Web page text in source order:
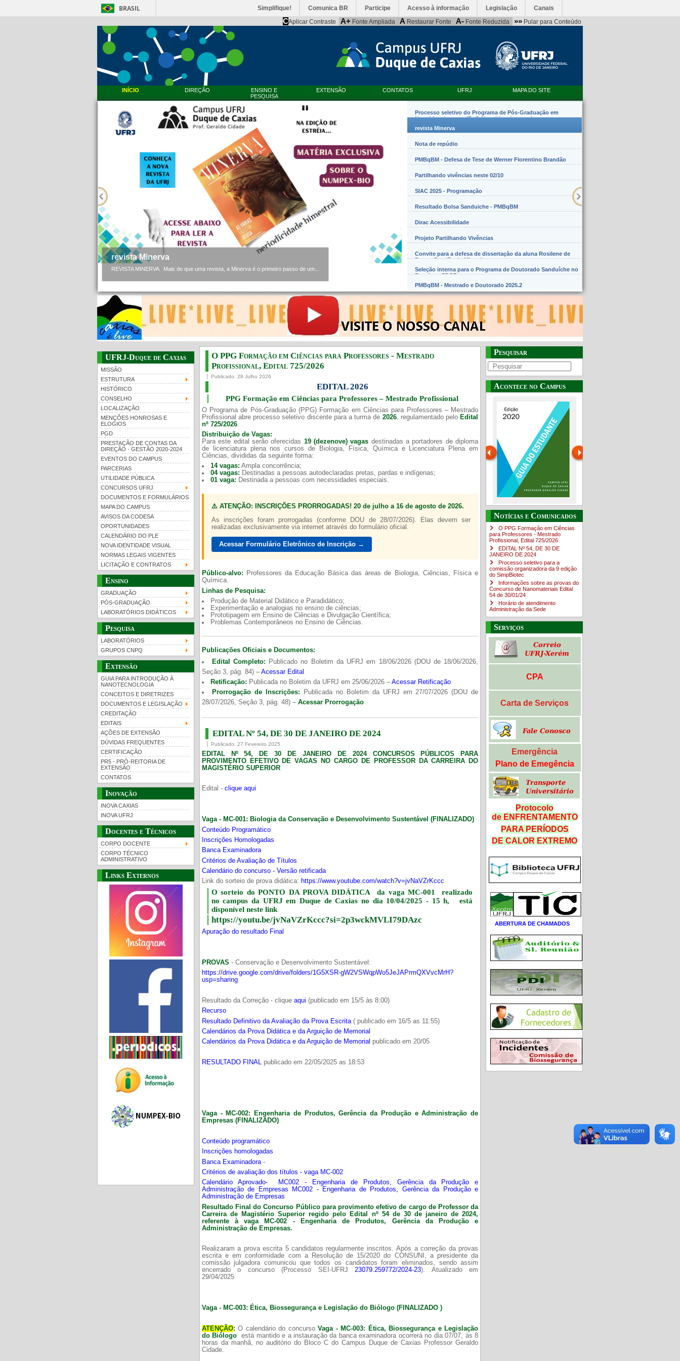
BRASIL Simplifique! Comunica BR Participe Acesso à informação Legislação Canais
CAplicar Contraste A+ Fonte Ampliada A Restaurar Fonte A- Fonte Reduzida »» Pular para Conteúdo
INÍCIO DIREÇÃO
ENSINO E
PESQUISA
EXTENSÃO CONTATOS UFRJ MAPA DO SITE
revista Minerva
REVISTA MINERVA Mais do que uma revista, a Minerva é o primeiro passo de um...
Processo seletivo do Programa de Pós-Graduação em
Nanobiossistemas (PpG Nanobiossistemas)
revista Minerva
Nota de repúdio
PMBqBM - Defesa de Tese de Werner Florentino Brandão
Partilhando vivências neste 02/10
SIAC 2025 - Programação
Resultado Bolsa Sanduiche - PMBqBM
Dirac Acessibilidade
Projeto Partilhando Vivências
Convite para a defesa de dissertação da aluna Rosilene de
Barros Damião de Miranda
Seleção interna para o Programa de Doutorado Sanduíche no
Exterior – PDSE
PMBqBM - Mestrado e Doutorado 2025.2
UFRJ-Duque de Caxias
MISSÃO
ESTRUTURA
HISTÓRICO
CONSELHO
LOCALIZAÇÃO
MENÇÕES HONROSAS E
ELOGIOS
PGD
PRESTAÇÃO DE CONTAS DA
DIREÇÃO - GESTÃO 2020-2024
EVENTOS DO CAMPUS
PARCERIAS
UTILIDADE PÚBLICA
CONCURSOS UFRJ
DOCUMENTOS E FORMULÁRIOS
MAPA DO CAMPUS
AVISOS DA CODESA
OPORTUNIDADES
CALENDÁRIO DO PLE
NOVA IDENTIDADE VISUAL
NORMAS LEGAIS VIGENTES
LICITAÇÃO E CONTRATOS
Ensino
GRADUAÇÃO
PÓS-GRADUAÇÃO
LABORATÓRIOS DIDÁTICOS
Pesquisa
LABORATÓRIOS
GRUPOS CNPQ
Extensão
GUIA PARA INTRODUÇÃO À
NANOTECNOLOGIA
CONCEITOS E DIRETRIZES
DOCUMENTOS E LEGISLAÇÃO
CREDITAÇÃO
EDITAIS
AÇÕES DE EXTENSÃO
DÚVIDAS FREQUENTES
CERTIFICAÇÃO
PR5 - PRÓ-REITORIA DE
EXTENSÃO
CONTATOS
Inovação
INOVA CAXIAS
INOVA UFRJ
Docentes e Técnicos
CORPO DOCENTE
CORPO TÉCNICO
ADMINISTRATIVO
Links Externos
O PPG Formação em Ciências para Professores - Mestrado
Profissional, Edital ​725/202​6
Publicado: 28 Julho 2026
EDITAL 2026
PPG Formação em Ciências para Professores – Mestrado Profissional
O Programa de Pós-Graduação (PPG) Formação em Ciências para Professores – Mestrado
Profissional abre processo seletivo discente para a turma de 2026, regulamentado pelo Edital
nº 725/2026.
Distribuição de Vagas:
Para este edital serão oferecidas 19 (dezenove) vagas destinadas a portadores de diploma
de licenciatura plena nos cursos de Biologia, Física, Química e Licenciatura Plena em
Ciências, divididas da seguinte forma:
14 vagas: Ampla concorrência;
04 vagas: Destinadas a pessoas autodeclaradas pretas, pardas e indígenas;
01 vaga: Destinada a pessoas com necessidades especiais.
⚠️ ATENÇÃO: INSCRIÇÕES PRORROGADAS! 20 de julho a 16 de agosto de 2026.
As inscrições foram prorrogadas (conforme DOU de 28/07/2026). Elas devem ser
realizadas exclusivamente via internet através do formulário oficial.
Acessar Formulário Eletrônico de Inscrição →
Público-alvo: Professores da Educação Básica das áreas de Biologia, Ciências, Física e
Química.
Linhas de Pesquisa:
Produção de Material Didático e Paradidático;
Experimentação e analogias no ensino de ciências;
Prototipagem em Ensino de Ciências e Divulgação Científica;
Problemas Contemporâneos no Ensino de Ciências.
Publicações Oficiais e Documentos:
Edital Completo: Publicado no Boletim da UFRJ em 18/06/2026 (DOU de 18/06/2026,
Seção 3, pág. 84) –Acessar Edital
Retificação: Publicada no Boletim da UFRJ em 25/06/2026 –Acessar Retificação
Prorrogação de Inscrições: Publicada no Boletim da UFRJ em 27/07/2026 (DOU de
28/07/2026, Seção 3, pág. 48) – Acessar Prorrogação
EDITAL Nº 54, DE 30 DE JANEIRO DE 2024
Publicado: 27 Fevereiro 2025
EDITAL Nº 54, DE 30 DE JANEIRO DE 2024 CONCURSOS PÚBLICOS PARA
PROVIMENTO EFETIVO DE VAGAS NO CARGO DE PROFESSOR DA CARREIRA DO
MAGISTÉRIO SUPERIOR
Edital - clique aqui
Vaga - MC-001: Biologia da Conservação e Desenvolvimento Sustentável (FINALIZADO)
Conteúdo Programático
Inscrições Homologadas
Banca Examinadora
Critérios de Avaliação de Títulos
Calendário do concurso - Versão retificada
Link do sorteio de prova didática: https://www.youtube.com/watch?v=jvNaVZrKccc
O sorteio do PONTO DA PROVA DIDÁTICA da vaga MC-001 realizado
no campus da UFRJ em Duque de Caxias no dia 10/04/2025 - 15 h, está
disponível neste link
https://youtu.be/jvNaVZrKccc?si=2p3wckMVLI79DAzc
Apuração do resultado Final
PROVAS - Conservação e Desenvolvimento Sustentável:
https://drive.google.com/drive/folders/1G5XSR-gW2VSWqpWo5JeJAPrmQXVvcMrH?
usp=sharing
Resultado da Correção - clique aqui (publicado em 15/5 às 8:00)
Recurso
Resultado Definitivo da Avaliação da Prova Escrita( publicado em 16/5 as 11:55)
Calendários da Prova Didática e da Arguição de Memorial
Calendários da Prova Didática e da Arguição de Memorial publicado em 20/05
RESULTADO FINAL publicado em 22/05/2025 as 18:53
Vaga - MC-002: Engenharia de Produtos, Gerência da Produção e Administração de
Empresas (FINALIZADO)
Conteúdo programático
Inscrições homologadas
Banca Examinadora -
Critérios de avaliação dos títulos - vaga MC-002
Calendário Aprovado- MC002 - Engenharia de Produtos, Gerência da Produção e
Administração de Empresas MC002 - Engenharia de Produtos, Gerência da Produção e
Administração de Empresas
Resultado Final do Concurso Público para provimento efetivo de cargo de Professor da
Carreira de
Magistério Superior regido pelo Edital nº 54 de 30 de janeiro de 2024,
referente à vaga MC-002 -
Engenharia de Produtos, Gerência da Produção e
Administração de Empresas.
Realizaram a prova escrita 5 candidatos regularmente inscritos. Após a correção da provas
escrita e em conformidade com a Resolução de 15/2020 do CONSUNI, a presidente da
comissão julgadora comunicou que todos os candidatos foram eliminados, sendo assim
encerrado o concurso (Processo SEI-UFRJ23079.259772/2024-23). Atualizado em
29/04/2025
Vaga - MC-003: Ética, Biossegurança e Legislação do Biólogo (FINALIZADO )
ATENÇÃO: O calendário do concursoVaga - MC-003: Ética, Biossegurança e Legislação
do Biólogo
está mantido e a instauração da banca examinadora ocorrerá no dia 07/07, às 8
horas da manhã, no auditório do Bloco C do Campus Duque de Caxias Professor Geraldo
Cidade.
Pesquisar
Acontece no Campus
Guia do estudante
https://www.youtube.com/channel/UC46BbEKCwNCdJvi4sNpOf3w
UFRJ 100 anos Notícias e Comunicados
O PPG Formação em Ciências
para Professores - Mestrado
Profissional, Edital ​725/202​6
EDITAL Nº 54, DE 30 DE
JANEIRO DE 2024
Processo seletivo para a
comissão organizadora da 9 edição
do SimpBiotec
Informações sobre as provas do
Concurso de Nanomateriais Edital
54 de 30/01/24
Horário de atendimento
Administração da Sede
Serviços
CPA
Carta de Serviços
Emergência
Plano de Emegência
Protocolo
de ENFRENTAMENTO
PARA PERÍODOS
DE CALOR EXTREMO
ABERTURA DE CHAMADOS